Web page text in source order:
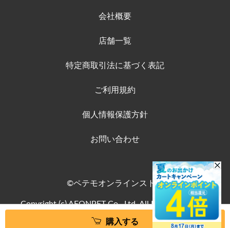
会社概要
店舗一覧
特定商取引法に基づく表記
ご利用規約
個人情報保護方針
お問い合わせ
©ペテモオンラインストア
Copyright (c) AEONPET Co., Ltd. All Rights Reserved.
購入する